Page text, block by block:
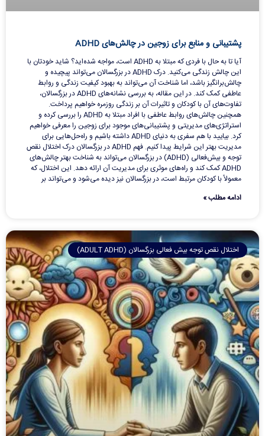
پشتیبانی و منابع برای زوجین در چالش‌های ADHD
آیا تا به حال با فردی که مبتلا به ADHD است، مواجه شده‌اید؟ شاید خودتان با
این چالش زندگی می‌کنید. درک ADHD در بزرگسالان می‌تواند پیچیده و
چالش‌برانگیز باشد، اما شناخت آن می‌تواند به بهبود کیفیت زندگی و روابط
عاطفی کمک کند. در این مقاله، به بررسی نشانه‌های ADHD در بزرگسالان،
تفاوت‌های آن با کودکان و تاثیرات آن بر زندگی روزمره خواهیم پرداخت.
همچنین چالش‌های روابط عاطفی با افراد مبتلا به ADHD را بررسی کرده و
استراتژی‌های مدیریتی و پشتیبانی‌های موجود برای زوجین را معرفی خواهیم
کرد. بیایید با هم سفری به دنیای ADHD داشته باشیم و راه‌حل‌هایی برای
مدیریت بهتر این شرایط پیدا کنیم. فهم ADHD در بزرگسالان درک اختلال نقص
توجه و بیش‌فعالی (ADHD) در بزرگسالان می‌تواند به شناخت بهتر چالش‌های
ADHD کمک کند و راه‌های موثری برای مدیریت آن ارائه دهد. این اختلال، که
معمولاً با کودکان مرتبط است، در بزرگسالان نیز دیده می‌شود و می‌تواند بر
ادامه مطلب »
اختلال نقص توجه بیش فعالی بزرگسالان (ADULT ADHD)